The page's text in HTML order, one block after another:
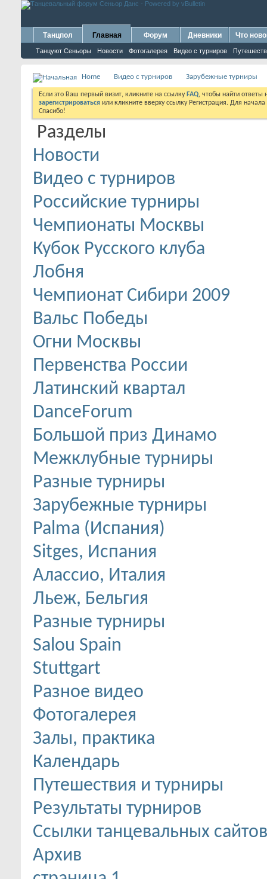
Танцпол Главная
Танцуют Сеньоры Новости Фотогалерея Видео с турниров
Форум Дневники Что
Home Видео с турниров Зарубежные турниры
Если это Ваш первый визит, кликните на ссылку FAQ, чтобы найти
зарегистрироваться или кликните вверху ссылку Регистрация. Для
Спасибо!
Разделы
Новости
Видео с турниров
Российские турниры
Чемпионаты Москвы
Кубок Русского клуба
Лобня
Чемпионат Сибири 2009
Вальс Победы
Огни Москвы
Первенства России
Латинский квартал
DanceForum
Большой приз Динамо
Межклубные турниры
Разные турниры
Зарубежные турниры
Palma (Испания)
Sitges, Испания
Алассио, Италия
Льеж, Бельгия
Разные турниры
Salou Spain
Stuttgart
Разное видео
Фотогалерея
Залы, практика
Календарь
Путешествия и турниры
Результаты турниров
Ссылки танцевальных сайтов
Архив